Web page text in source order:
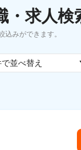
転職フェア
・求人検
みができます。
並べ替え